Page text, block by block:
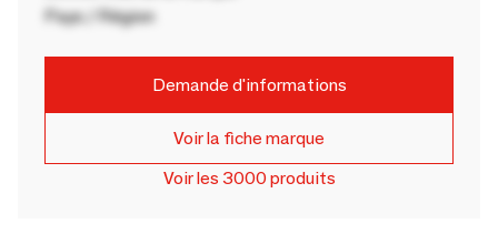
Pays / Région
Demande d'informations
Voir la fiche marque
Voir les 3000 produits